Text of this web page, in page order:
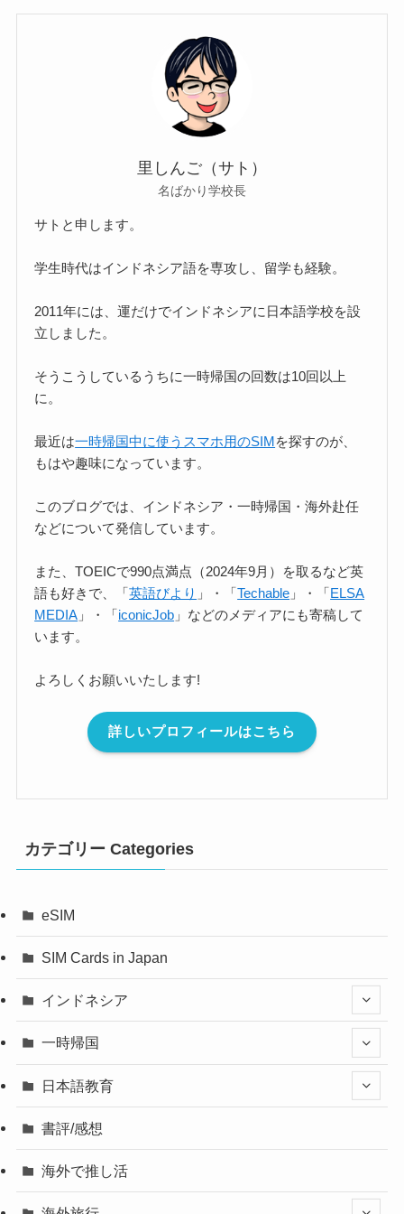
里しんご（サト）
名ばかり学校長
サトと申します。
学生時代はインドネシア語を専攻し、留学も経験。
2011年には、運だけでインドネシアに日本語学校を設
立しました。
そうこうしているうちに一時帰国の回数は10回以上
に。
最近は一時帰国中に使うスマホ用のSIMを探すのが、
もはや趣味になっています。
このブログでは、インドネシア・一時帰国・海外赴任
などについて発信しています。
また、TOEICで990点満点（2024年9月）を取るなど英
語も好きで、「英語びより 」・「Techable 」・「ELSA
MEDIA 」・「iconicJob 」などのメディアにも寄稿して
います。
よろしくお願いいたします!
詳しいプロフィールはこちら
カテゴリー Categories
eSIM
SIM Cards in Japan
インドネシア
一時帰国
日本語教育
書評/感想
海外で推し活